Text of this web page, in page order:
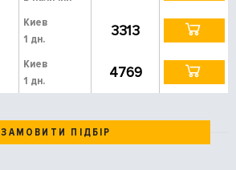
Киев
1 дн.
3313
Киев
1 дн.
4769
ЗАМОВИТИ ПІДБІР